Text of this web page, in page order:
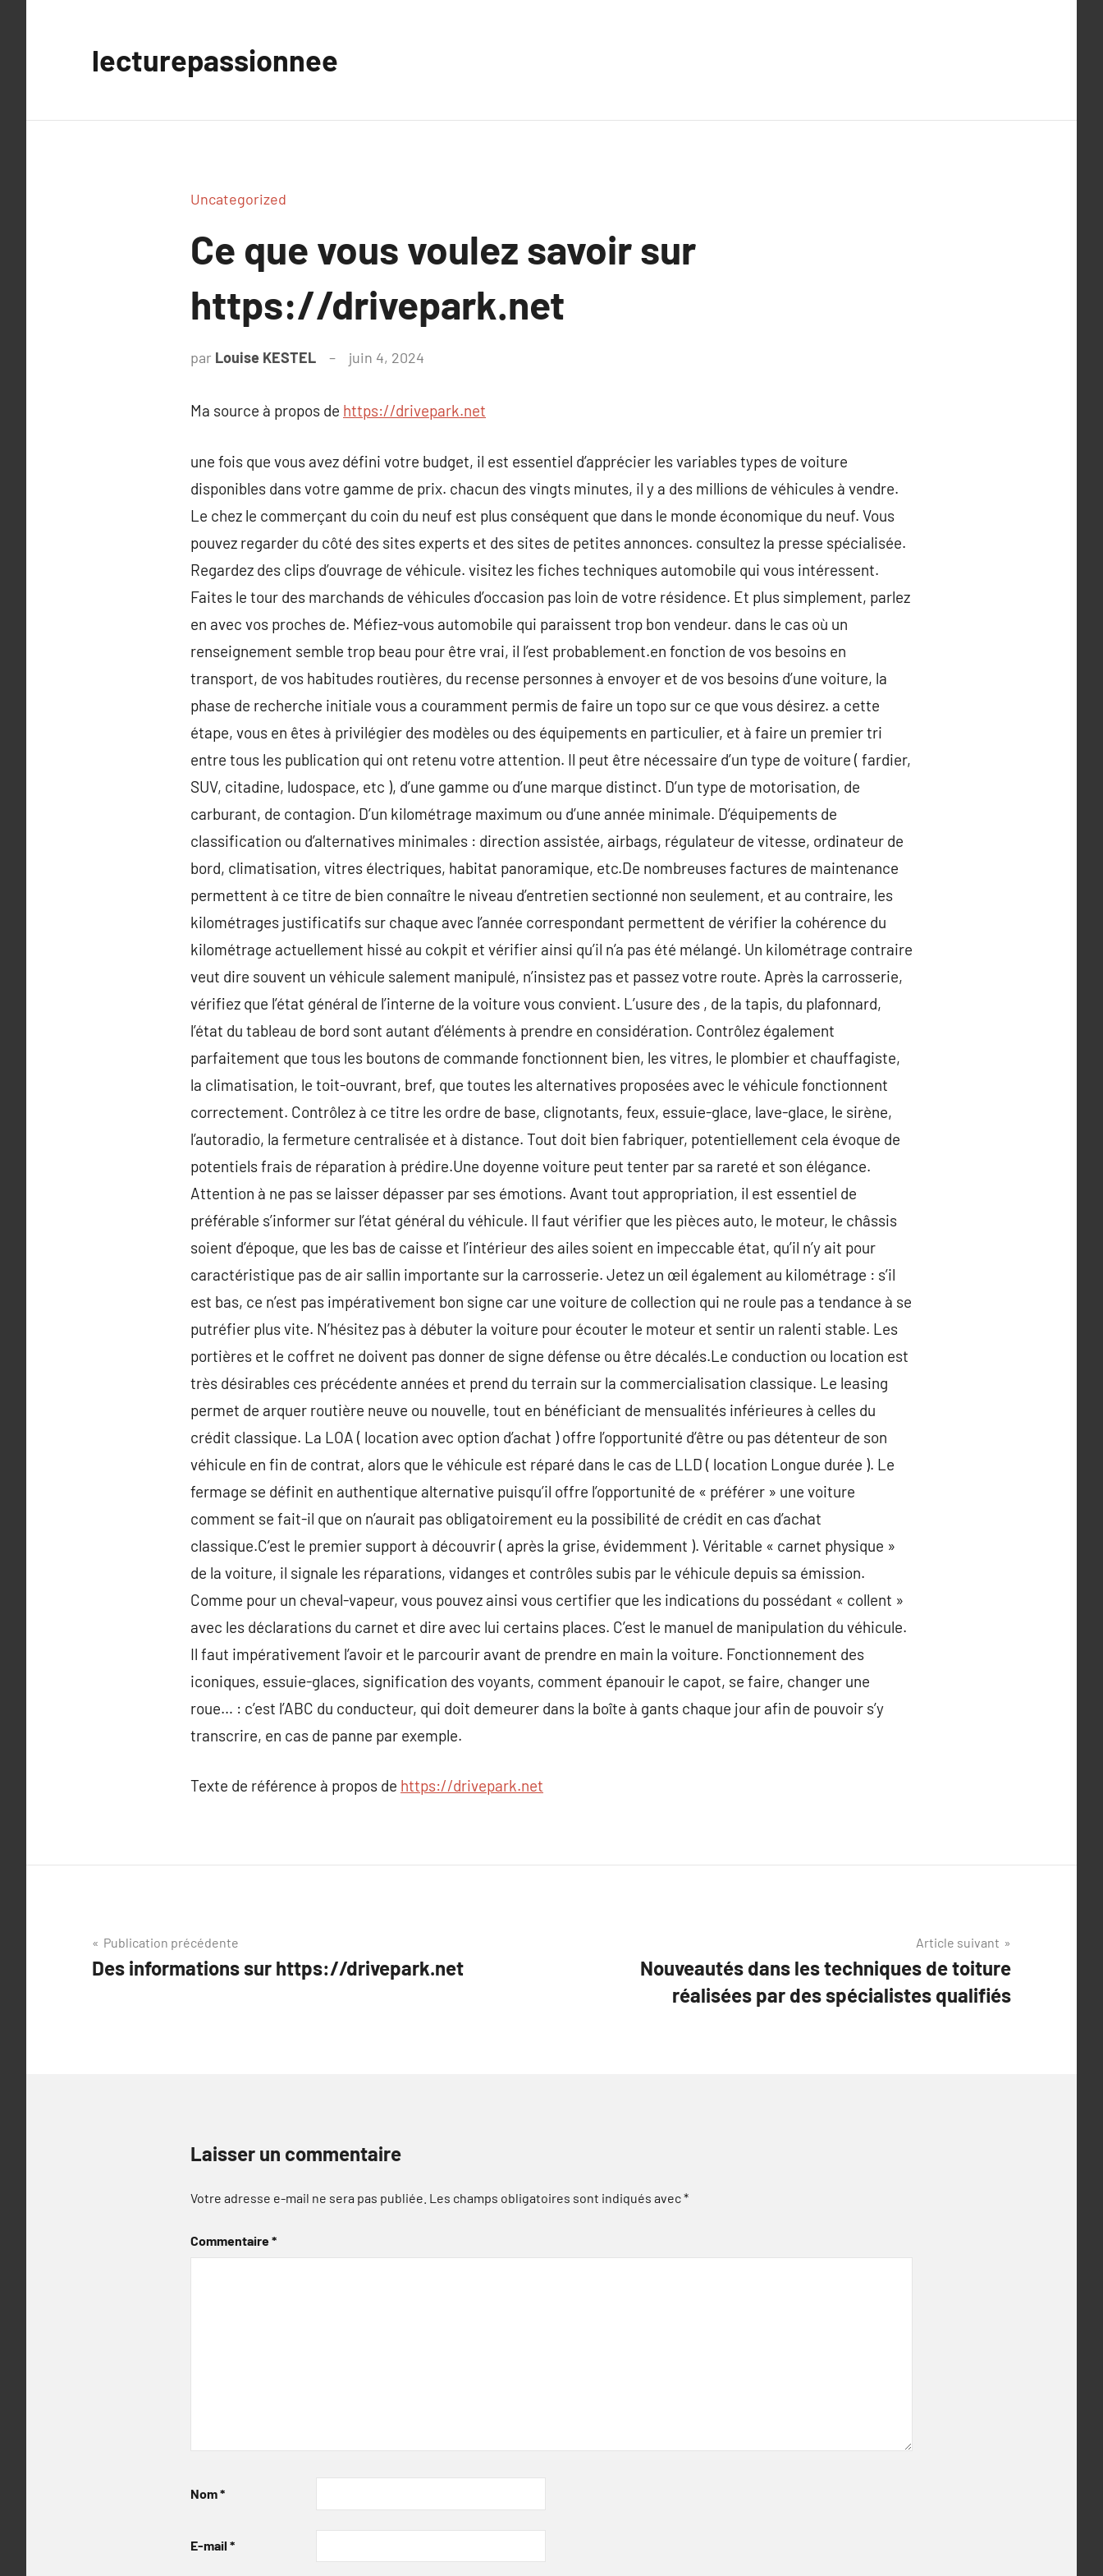
lecturepassionnee
Uncategorized
Ce que vous voulez savoir sur
https://drivepark.net
par Louise KESTEL juin 4, 2024
Ma source à propos de https://drivepark.net
une fois que vous avez défini votre budget, il est essentiel d’apprécier les variables types de voiture
disponibles dans votre gamme de prix. chacun des vingts minutes, il y a des millions de véhicules à vendre.
Le chez le commerçant du coin du neuf est plus conséquent que dans le monde économique du neuf. Vous
pouvez regarder du côté des sites experts et des sites de petites annonces. consultez la presse spécialisée.
Regardez des clips d’ouvrage de véhicule. visitez les fiches techniques automobile qui vous intéressent.
Faites le tour des marchands de véhicules d’occasion pas loin de votre résidence. Et plus simplement, parlez
en avec vos proches de. Méfiez-vous automobile qui paraissent trop bon vendeur. dans le cas où un
renseignement semble trop beau pour être vrai, il l’est probablement.en fonction de vos besoins en
transport, de vos habitudes routières, du recense personnes à envoyer et de vos besoins d’une voiture, la
phase de recherche initiale vous a couramment permis de faire un topo sur ce que vous désirez. a cette
étape, vous en êtes à privilégier des modèles ou des équipements en particulier, et à faire un premier tri
entre tous les publication qui ont retenu votre attention. Il peut être nécessaire d’un type de voiture ( fardier,
SUV, citadine, ludospace, etc ), d’une gamme ou d’une marque distinct. D’un type de motorisation, de
carburant, de contagion. D’un kilométrage maximum ou d’une année minimale. D’équipements de
classification ou d’alternatives minimales : direction assistée, airbags, régulateur de vitesse, ordinateur de
bord, climatisation, vitres électriques, habitat panoramique, etc.De nombreuses factures de maintenance
permettent à ce titre de bien connaître le niveau d’entretien sectionné non seulement, et au contraire, les
kilométrages justificatifs sur chaque avec l’année correspondant permettent de vérifier la cohérence du
kilométrage actuellement hissé au cokpit et vérifier ainsi qu’il n’a pas été mélangé. Un kilométrage contraire
veut dire souvent un véhicule salement manipulé, n’insistez pas et passez votre route. Après la carrosserie,
vérifiez que l’état général de l’interne de la voiture vous convient. L’usure des , de la tapis, du plafonnard,
l’état du tableau de bord sont autant d’éléments à prendre en considération. Contrôlez également
parfaitement que tous les boutons de commande fonctionnent bien, les vitres, le plombier et chauffagiste,
la climatisation, le toit-ouvrant, bref, que toutes les alternatives proposées avec le véhicule fonctionnent
correctement. Contrôlez à ce titre les ordre de base, clignotants, feux, essuie-glace, lave-glace, le sirène,
l’autoradio, la fermeture centralisée et à distance. Tout doit bien fabriquer, potentiellement cela évoque de
potentiels frais de réparation à prédire.Une doyenne voiture peut tenter par sa rareté et son élégance.
Attention à ne pas se laisser dépasser par ses émotions. Avant tout appropriation, il est essentiel de
préférable s’informer sur l’état général du véhicule. Il faut vérifier que les pièces auto, le moteur, le châssis
soient d’époque, que les bas de caisse et l’intérieur des ailes soient en impeccable état, qu’il n’y ait pour
caractéristique pas de air sallin importante sur la carrosserie. Jetez un œil également au kilométrage : s’il
est bas, ce n’est pas impérativement bon signe car une voiture de collection qui ne roule pas a tendance à se
putréfier plus vite. N’hésitez pas à débuter la voiture pour écouter le moteur et sentir un ralenti stable. Les
portières et le coffret ne doivent pas donner de signe défense ou être décalés.Le conduction ou location est
très désirables ces précédente années et prend du terrain sur la commercialisation classique. Le leasing
permet de arquer routière neuve ou nouvelle, tout en bénéficiant de mensualités inférieures à celles du
crédit classique. La LOA ( location avec option d’achat ) offre l’opportunité d’être ou pas détenteur de son
véhicule en fin de contrat, alors que le véhicule est réparé dans le cas de LLD ( location Longue durée ). Le
fermage se définit en authentique alternative puisqu’il offre l’opportunité de « préférer » une voiture
comment se fait-il que on n’aurait pas obligatoirement eu la possibilité de crédit en cas d’achat
classique.C’est le premier support à découvrir ( après la grise, évidemment ). Véritable « carnet physique »
de la voiture, il signale les réparations, vidanges et contrôles subis par le véhicule depuis sa émission.
Comme pour un cheval-vapeur, vous pouvez ainsi vous certifier que les indications du possédant « collent »
avec les déclarations du carnet et dire avec lui certains places. C’est le manuel de manipulation du véhicule.
Il faut impérativement l’avoir et le parcourir avant de prendre en main la voiture. Fonctionnement des
iconiques, essuie-glaces, signification des voyants, comment épanouir le capot, se faire, changer une
roue… : c’est l’ABC du conducteur, qui doit demeurer dans la boîte à gants chaque jour afin de pouvoir s’y
transcrire, en cas de panne par exemple.
Texte de référence à propos de https://drivepark.net
Navigation
de
Publication précédente
Des informations sur https://drivepark.net
Article suivant
Nouveautés dans les techniques de toiture
réalisées par des spécialistes qualifiés
Laisser un commentaire
Votre adresse e-mail ne sera pas publiée. Les champs obligatoires sont indiqués avec*
Commentaire*
Nom*
E-mail *